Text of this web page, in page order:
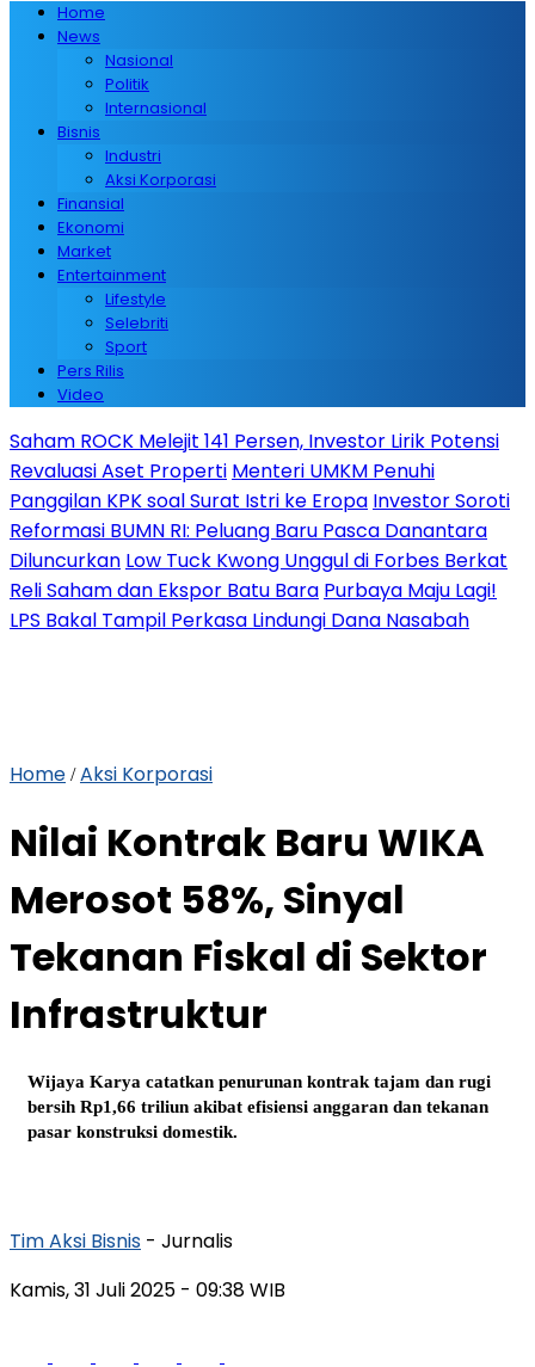
Home
News
Nasional
Politik
Internasional
Bisnis
Industri
Aksi Korporasi
Finansial
Ekonomi
Market
Entertainment
Lifestyle
Selebriti
Sport
Pers Rilis
Video
Saham ROCK Melejit 141 Persen, Investor Lirik Potensi
Revaluasi Aset Properti Menteri UMKM Penuhi
Panggilan KPK soal Surat Istri ke Eropa Investor Soroti
Reformasi BUMN RI: Peluang Baru Pasca Danantara
Diluncurkan Low Tuck Kwong Unggul di Forbes Berkat
Reli Saham dan Ekspor Batu Bara Purbaya Maju Lagi!
LPS Bakal Tampil Perkasa Lindungi Dana Nasabah
Home /Aksi Korporasi
Nilai Kontrak Baru WIKA
Merosot 58%, Sinyal
Tekanan Fiskal di Sektor
Infrastruktur
Wijaya Karya catatkan penurunan kontrak tajam dan rugi
bersih Rp1,66 triliun akibat efisiensi anggaran dan tekanan
pasar konstruksi domestik.
Tim Aksi Bisnis - Jurnalis
Kamis, 31 Juli 2025 - 09:38 WIB